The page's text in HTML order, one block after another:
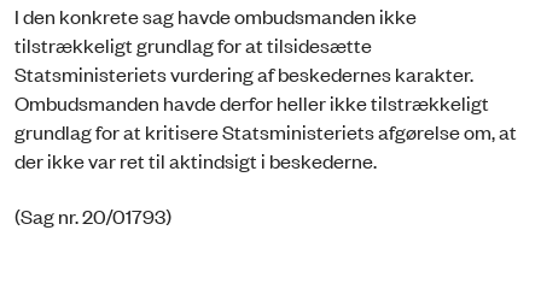
I den konkrete sag havde ombudsmanden ikke
tilstrækkeligt grundlag for at tilsidesætte
Statsministeriets vurdering af beskedernes karakter.
Ombudsmanden havde derfor heller ikke tilstrækkeligt
grundlag for at kritisere Statsministeriets afgørelse om, at
der ikke var ret til aktindsigt i beskederne.
(Sag nr. 20/01793)